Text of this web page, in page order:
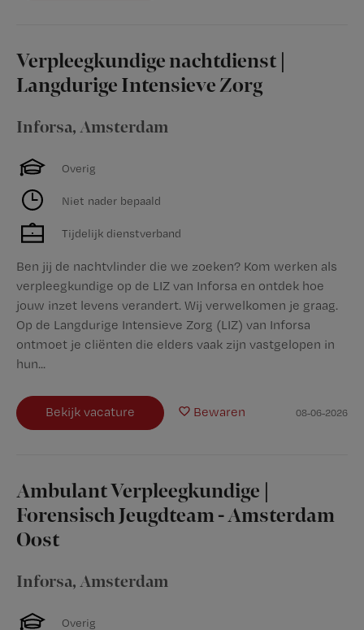
Verpleegkundige nachtdienst |
Langdurige Intensieve Zorg
Inforsa, Amsterdam
Overig
Niet nader bepaald
Tijdelijk dienstverband
Ben jij de nachtvlinder die we zoeken? Kom werken als
verpleegkundige op de LIZ van Inforsa en ontdek hoe
jouw inzet levens verandert. Wij verwelkomen je graag.
Op de Langdurige Intensieve Zorg (LIZ) van Inforsa
ontmoet je cliënten die elders vaak zijn vastgelopen in
hun...
Bekijk vacature Bewaren 08-06-2026
Ambulant Verpleegkundige |
Forensisch Jeugdteam - Amsterdam
Oost
Inforsa, Amsterdam
Overig